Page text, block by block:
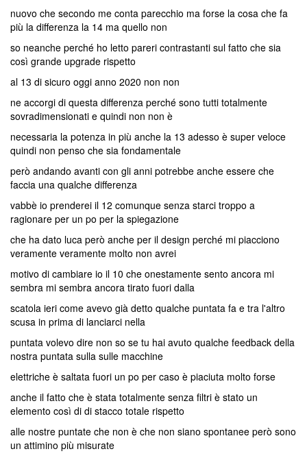
nuovo che secondo me conta parecchio ma forse la cosa che fa
più la differenza la 14 ma quello non
so neanche perché ho letto pareri contrastanti sul fatto che sia
così grande upgrade rispetto
al 13 di sicuro oggi anno 2020 non non
ne accorgi di questa differenza perché sono tutti totalmente
sovradimensionati e quindi non non è
necessaria la potenza in più anche la 13 adesso è super veloce
quindi non penso che sia fondamentale
però andando avanti con gli anni potrebbe anche essere che
faccia una qualche differenza
vabbè io prenderei il 12 comunque senza starci troppo a
ragionare per un po per la spiegazione
che ha dato luca però anche per il design perché mi piacciono
veramente veramente molto non avrei
motivo di cambiare io il 10 che onestamente sento ancora mi
sembra mi sembra ancora tirato fuori dalla
scatola ieri come avevo già detto qualche puntata fa e tra l'altro
scusa in prima di lanciarci nella
puntata volevo dire non so se tu hai avuto qualche feedback della
nostra puntata sulla sulle macchine
elettriche è saltata fuori un po per caso è piaciuta molto forse
anche il fatto che è stata totalmente senza filtri è stato un
elemento così di di stacco totale rispetto
alle nostre puntate che non è che non siano spontanee però sono
un attimino più misurate